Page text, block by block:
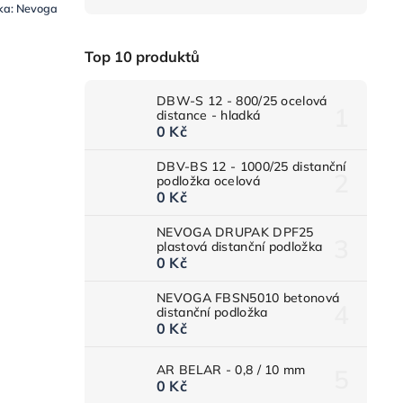
Top 10 produktů
DBW-S 12 - 800/25 ocelová
distance - hladká
0 Kč
DBV-BS 12 - 1000/25 distanční
podložka ocelová
0 Kč
NEVOGA DRUPAK DPF25
plastová distanční podložka
0 Kč
NEVOGA FBSN5010 betonová
distanční podložka
0 Kč
AR BELAR - 0,8 / 10 mm
0 Kč
Nevoga